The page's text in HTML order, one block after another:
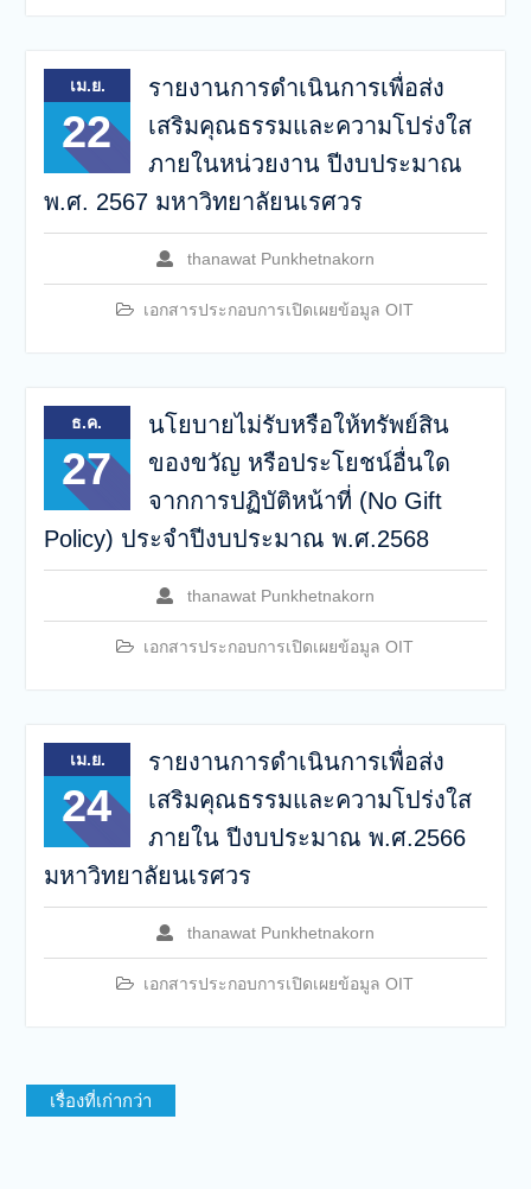
เม.ย.
22
รายงานการดำเนินการเพื่อส่ง
เสริมคุณธรรมและความโปร่งใส
ภายในหน่วยงาน ปีงบประมาณ
พ.ศ. 2567 มหาวิทยาลัยนเรศวร
thanawat Punkhetnakorn
เอกสารประกอบการเปิดเผยข้อมูล OIT
ธ.ค.
27
นโยบายไม่รับหรือให้ทรัพย์สิน
ของขวัญ หรือประโยชน์อื่นใด
จากการปฏิบัติหน้าที่ (No Gift
Policy) ประจำปีงบประมาณ พ.ศ.2568
thanawat Punkhetnakorn
เอกสารประกอบการเปิดเผยข้อมูล OIT
เม.ย.
24
รายงานการดำเนินการเพื่อส่ง
เสริมคุณธรรมและความโปร่งใส
ภายใน ปีงบประมาณ พ.ศ.2566
มหาวิทยาลัยนเรศวร
thanawat Punkhetnakorn
เอกสารประกอบการเปิดเผยข้อมูล OIT
เรื่องที่เก่ากว่า